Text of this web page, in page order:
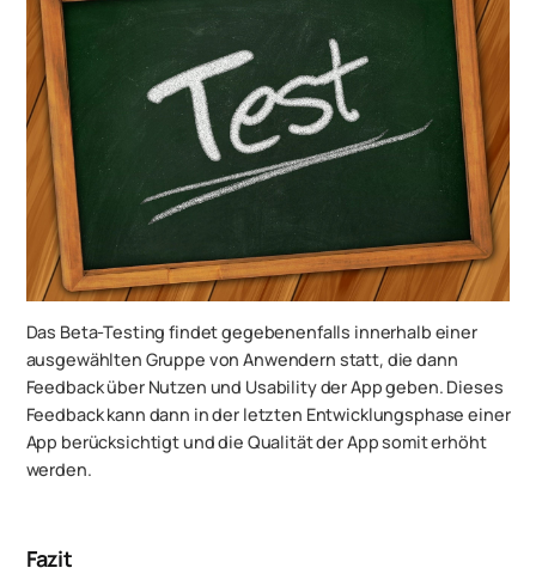
Das Beta-Testing findet gegebenenfalls innerhalb einer
ausgewählten Gruppe von Anwendern statt, die dann
Feedback über Nutzen und Usability der App geben. Dieses
Feedback kann dann in der letzten Entwicklungsphase einer
App berücksichtigt und die Qualität der App somit erhöht
werden.
Fazit